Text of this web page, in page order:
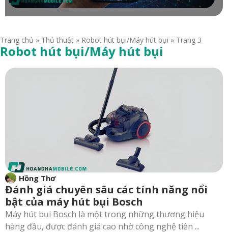
Trang chủ » Thủ thuật » Robot hút bụi/Máy hút bụi » Trang 3
Robot hút bụi/Máy hút bụi
Hồng Thơ
Đánh giá chuyên sâu các tính năng nổi
bật của máy hút bụi Bosch
Máy hút bụi Bosch là một trong những thương hiệu
hàng đầu, được đánh giá cao nhờ công nghệ tiên ...